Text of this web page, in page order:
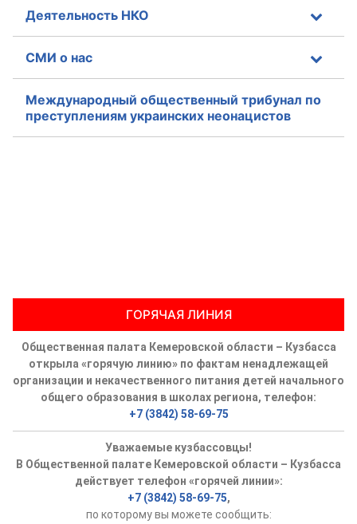
Деятельность НКО
СМИ о нас
Международный общественный трибунал по
преступлениям украинских неонацистов
ГОРЯЧАЯ ЛИНИЯ
Общественная палата Кемеровской области – Кузбасса
открыла «горячую линию» по фактам ненадлежащей
организации и некачественного питания детей начального
общего образования в школах региона, телефон:
+7 (3842) 58-69-75
Уважаемые кузбассовцы!
В Общественной палате Кемеровской области – Кузбасса
действует телефон «горячей линии»:
+7 (3842) 58-69-75,
по которому вы можете сообщить: